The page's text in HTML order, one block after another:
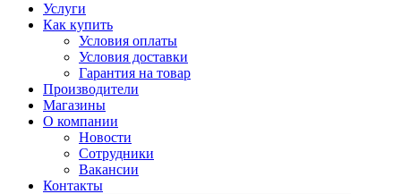
Услуги
Как купить
Условия оплаты
Условия доставки
Гарантия на товар
Производители
Магазины
О компании
Новости
Сотрудники
Вакансии
Контакты